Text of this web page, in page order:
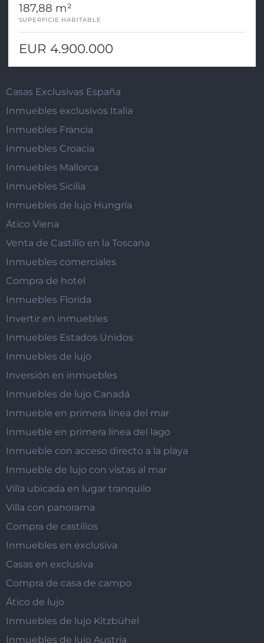
187,88 m²
SUPERFICIE HABITABLE
EUR 4.900.000
Casas Exclusivas España
Inmuebles exclusivos Italia
Inmuebles Francia
Inmuebles Croacia
Inmuebles Mallorca
Inmuebles Sicilia
Inmuebles de lujo Hungría
Ático Viena
Venta de Castillo en la Toscana
Inmuebles comerciales
Compra de hotel
Inmuebles Florida
Invertir en inmuebles
Inmuebles Estados Unidos
Inmuebles de lujo
Inversión en inmuebles
Inmuebles de lujo Canadá
Inmueble en primera línea del mar
Inmueble en primera línea del lago
Inmueble con acceso directo a la playa
Inmueble de lujo con vistas al mar
Villa ubicada en lugar tranquilo
Villa con panorama
Compra de castillos
Inmuebles en exclusiva
Casas en exclusiva
Compra de casa de campo
Ático de lujo
Inmuebles de lujo Kitzbühel
Inmuebles de lujo Austria